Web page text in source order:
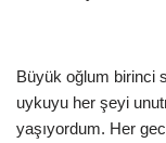
Büyük oğlum birinci
uykuyu her şeyi
yaşıyordum. Her